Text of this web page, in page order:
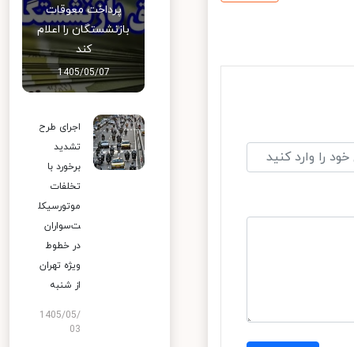
پرداخت معوقات
بازنشستگان را اعلام
کند
1405/05/07
اجرای طرح
تشدید
برخورد با
تخلفات
موتورسیکل
ت‌سواران
در خطوط
ویژه تهران
از شنبه
1405/05/
03